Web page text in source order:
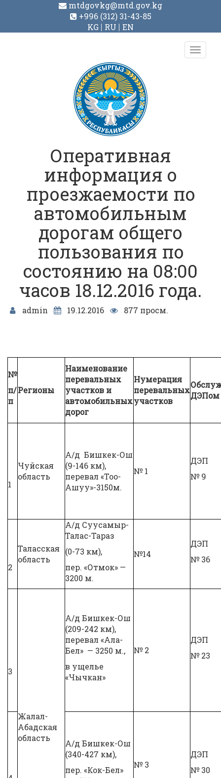
mtdgovkg@mtd.gov.kg
+996 (312) 31-43-85
KG
RU EN
Toggle
Оперативная
информация о
проезжаемости по
автомобильным
дорогам общего
пользования по
состоянию на 08:00
часов 18.12.2016 года.
admin 19.12.2016 877 просм.
№
п/
п
Регионы
Наименование
перевальных
участков и
автомобильных
дорог
Нумерация
перевальных
участков
ДЭПом
1
Чуйская
область
А/д Бишкек-Ош
(9-146 км),
перевал «Тоо-
Ашуу»-3150м.
№ 1
ДЭП
№ 9
2
Таласская
область
А/д Суусамыр-
Талас-Тараз
(0-73 км),
пер. «Отмок» —
3200 м.
№14
ДЭП
№ 36
3
Жалал-
Абадская
область
А/д Бишкек-Ош
(209-242 км),
перевал «Ала-
Бел» — 3250 м.,
в ущелье
«Чычкан»
№ 2
ДЭП
№ 23
А/д Бишкек-Ош
(340-427 км),
пер. «Кок-Бел»
№ 3
ДЭП
№ 30